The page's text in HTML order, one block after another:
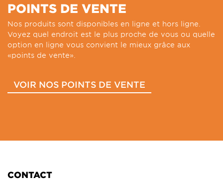
POINTS DE VENTE
Nos produits sont disponibles en ligne et hors ligne.
Voyez quel endroit est le plus proche de vous ou quelle
option en ligne vous convient le mieux grâce aux
«points de vente».
VOIR NOS POINTS DE VENTE
CONTACT